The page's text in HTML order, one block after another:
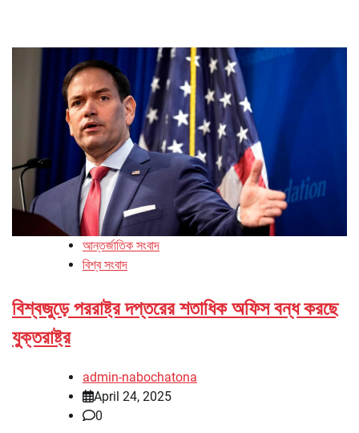
আন্তর্জাতিক সংবাদ
বিশ্ব সংবাদ
বিশ্বজুড়ে পররাষ্ট্র দপ্তরের শতাধিক অফিস বন্ধ করছে
যুক্তরাষ্ট্র
admin-nabochatona
April 24, 2025
0